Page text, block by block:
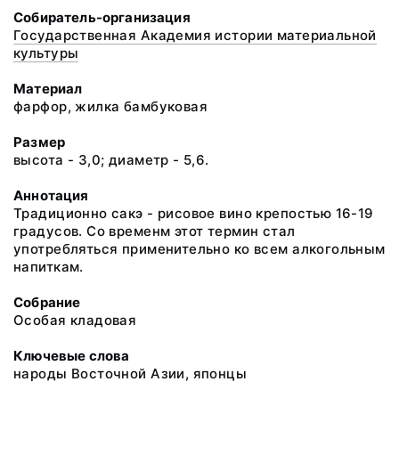
Собиратель-организация
Государственная Академия истории материальной
культуры
Материал
фарфор, жилка бамбуковая
Размер
высота - 3,0; диаметр - 5,6.
Аннотация
Традиционно сакэ - рисовое вино крепостью 16-19
градусов. Со временм этот термин стал
употребляться применительно ко всем алкогольным
напиткам.
Собрание
Особая кладовая
Ключевые слова
народы Восточной Азии, японцы